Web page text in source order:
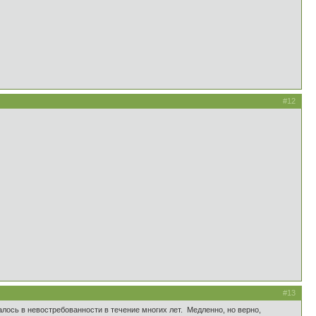
#12
#13
в невостребованности в течение многих лет. Медленно, но верно,